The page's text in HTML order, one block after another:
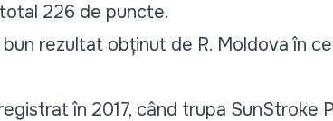
226 de puncte.
rezultat obținut de R. Moldova în
în 2017, când trupa SunStroke